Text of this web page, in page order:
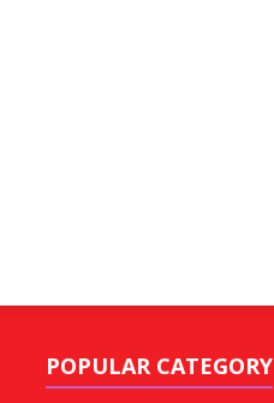
POPULAR CATEGORY